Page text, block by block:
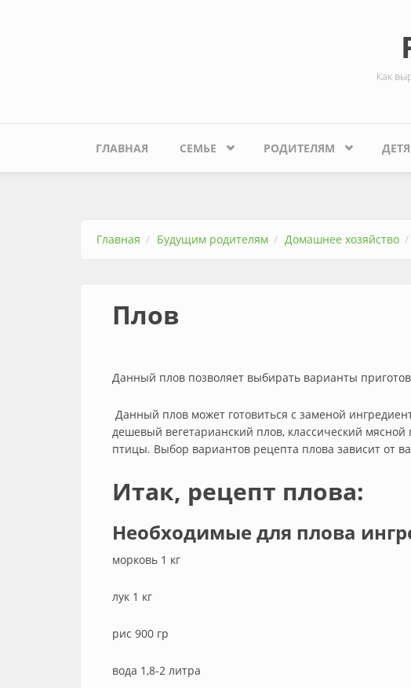
Как
ГЛАВНАЯ СЕМЬЕ РОДИТЕЛЯМ
Главная Будущим родителям Домашнее хозяйство
Плов
Данный плов позволяет выбирать варианты
Данный плов может готовиться с заменой
дешевый вегетарианский плов, классический
птицы. Выбор вариантов рецепта плова зависит от
Итак, рецепт плова:
Необходимые для плова
морковь 1 кг
лук 1 кг
рис 900 гр
вода 1,8-2 литра